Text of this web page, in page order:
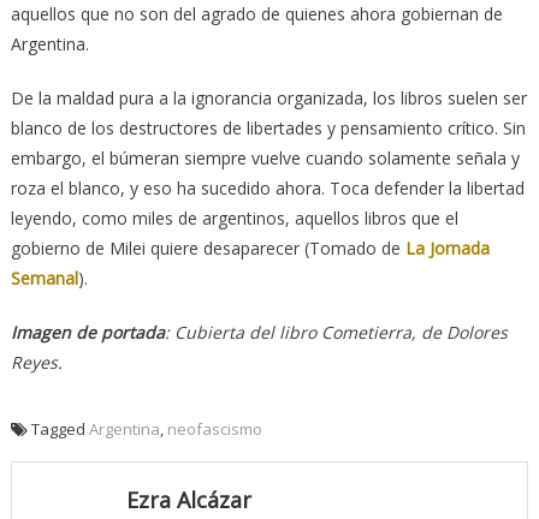
aquellos que no son del agrado de quienes ahora gobiernan de
Argentina.
De la maldad pura a la ignorancia organizada, los libros suelen ser
blanco de los destructores de libertades y pensamiento crítico. Sin
embargo, el búmeran siempre vuelve cuando solamente señala y
roza el blanco, y eso ha sucedido ahora. Toca defender la libertad
leyendo, como miles de argentinos, aquellos libros que el
gobierno de Milei quiere desaparecer (Tomado de La Jornada
Semanal).
Imagen de portada: Cubierta del libro Cometierra, de Dolores
Reyes.
Tagged Argentina neofascismo
Ezra Alcázar